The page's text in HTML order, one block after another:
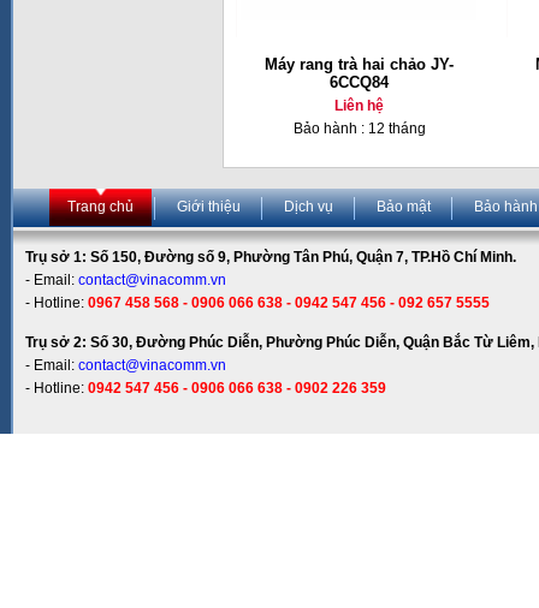
Máy rang trà hai chảo JY-
6CCQ84
Liên hệ
Bảo hành : 12 tháng
Trang chủ Giới thiệu Dịch vụ Bảo mật Bảo hành
Trụ sở 1: Số 150, Đường số 9, Phường Tân Phú, Quận 7, TP.Hồ Chí Minh.
- Email: contact@vinacomm.vn
- Hotline: 0967 458 568 - 0906 066 638 - 0942 547 456 - 092 657 5555
Trụ sở 2: Số 30, Đường Phúc Diễn, Phường Phúc Diễn, Quận Bắc Từ Liêm,
- Email: contact@vinacomm.vn
- Hotline: 0942 547 456 - 0906 066 638 - 0902 226 359